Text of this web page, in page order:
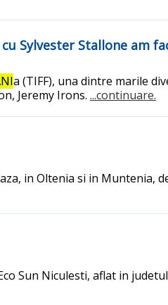
Sylvester Stallone am
a (TIFF), una dintre marile
Jeremy Irons. ...continuare.
in Oltenia si in Muntenia,
Sun Niculesti, aflat in